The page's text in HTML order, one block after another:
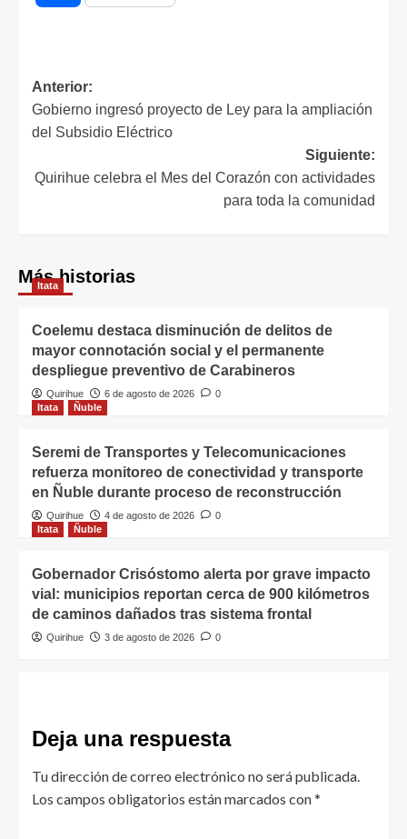
Anterior:
Gobierno ingresó proyecto de Ley para la ampliación
del Subsidio Eléctrico
Siguiente:
Quirihue celebra el Mes del Corazón con actividades
para toda la comunidad
Más historias
Itata
Coelemu destaca disminución de delitos de
mayor connotación social y el permanente
despliegue preventivo de Carabineros
Quirihue 6 de agosto de 2026
0
Itata
Ñuble
Seremi de Transportes y Telecomunicaciones
refuerza monitoreo de conectividad y transporte
en Ñuble durante proceso de reconstrucción
Quirihue 4 de agosto de 2026
0
Itata
Ñuble
Gobernador Crisóstomo alerta por grave impacto
vial: municipios reportan cerca de 900 kilómetros
de caminos dañados tras sistema frontal
Quirihue 3 de agosto de 2026 0
Deja una respuesta
Tu dirección de correo electrónico no será publicada.
Los campos obligatorios están marcados con*